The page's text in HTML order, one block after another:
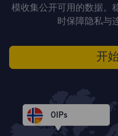
模收集公开可用的数据。
时保障隐私与
开
0IPs